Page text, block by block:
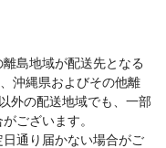
島地域が配送先となる
沖縄県およびその他離
外の配送地域でも、一部
ございます。
通り届かない場合がご